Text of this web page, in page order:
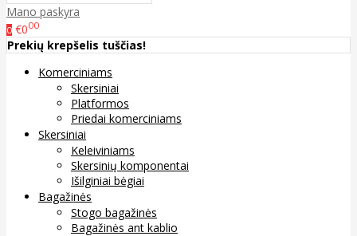
Mano paskyra
0 €000
Prekių krepšelis tuščias!
Komerciniams
Skersiniai
Platformos
Priedai komerciniams
Skersiniai
Keleiviniams
Skersinių komponentai
Išilginiai bėgiai
Bagažinės
Stogo bagažinės
Bagažinės ant kablio